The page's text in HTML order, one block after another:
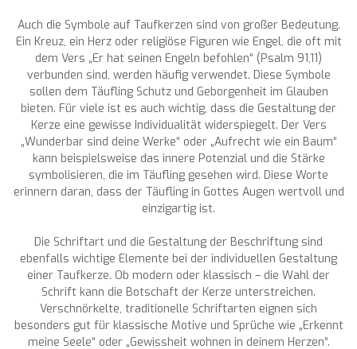
Auch die Symbole auf Taufkerzen sind von großer Bedeutung.
Ein Kreuz, ein Herz oder religiöse Figuren wie Engel, die oft mit
dem Vers „Er hat seinen Engeln befohlen“ (Psalm 91,11)
verbunden sind, werden häufig verwendet. Diese Symbole
sollen dem Täufling Schutz und Geborgenheit im Glauben
bieten. Für viele ist es auch wichtig, dass die Gestaltung der
Kerze eine gewisse Individualität widerspiegelt. Der Vers
„Wunderbar sind deine Werke“ oder „Aufrecht wie ein Baum“
kann beispielsweise das innere Potenzial und die Stärke
symbolisieren, die im Täufling gesehen wird. Diese Worte
erinnern daran, dass der Täufling in Gottes Augen wertvoll und
einzigartig ist.
Die Schriftart und die Gestaltung der Beschriftung sind
ebenfalls wichtige Elemente bei der individuellen Gestaltung
einer Taufkerze. Ob modern oder klassisch – die Wahl der
Schrift kann die Botschaft der Kerze unterstreichen.
Verschnörkelte, traditionelle Schriftarten eignen sich
besonders gut für klassische Motive und Sprüche wie „Erkennt
meine Seele“ oder „Gewissheit wohnen in deinem Herzen“.